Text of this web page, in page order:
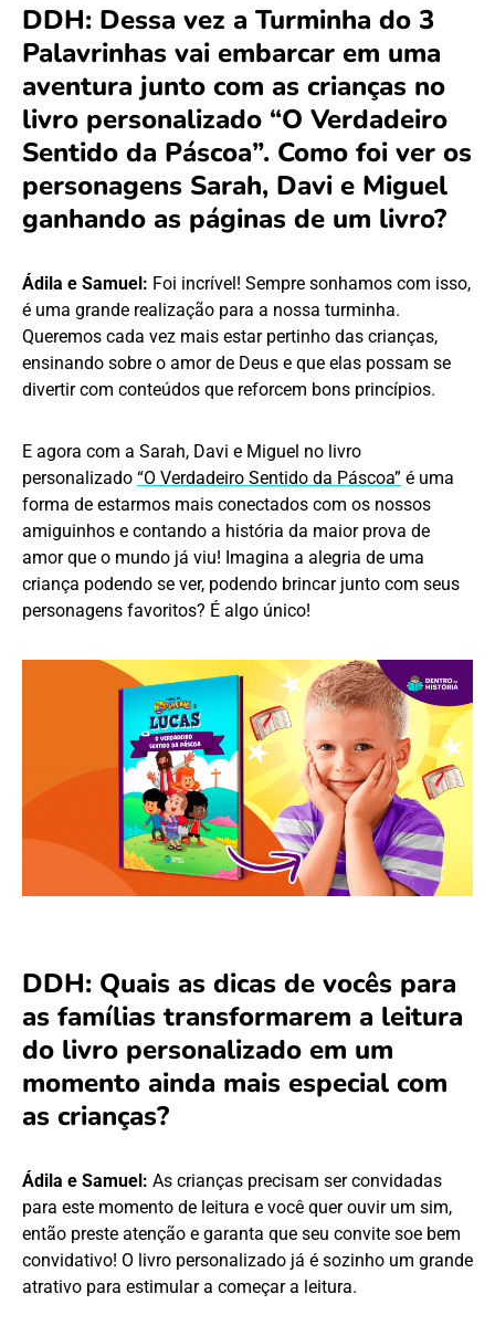
DDH: Dessa vez a Turminha do 3
Palavrinhas vai embarcar em uma
aventura junto com as crianças no
livro personalizado “O Verdadeiro
Sentido da Páscoa”. Como foi ver os
personagens Sarah, Davi e Miguel
ganhando as páginas de um livro?
Ádila e Samuel: Foi incrível! Sempre sonhamos com isso,
é uma grande realização para a nossa turminha.
Queremos cada vez mais estar pertinho das crianças,
ensinando sobre o amor de Deus e que elas possam se
divertir com conteúdos que reforcem bons princípios.
E agora com a Sarah, Davi e Miguel no livro
personalizado “O Verdadeiro Sentido da Páscoa” é uma
forma de estarmos mais conectados com os nossos
amiguinhos e contando a história da maior prova de
amor que o mundo já viu! Imagina a alegria de uma
criança podendo se ver, podendo brincar junto com seus
personagens favoritos? É algo único!
DDH: Quais as dicas de vocês para
as famílias transformarem a leitura
do livro personalizado em um
momento ainda mais especial com
as crianças?
Ádila e Samuel: As crianças precisam ser convidadas
para este momento de leitura e você quer ouvir um sim,
então preste atenção e garanta que seu convite soe bem
convidativo! O livro personalizado já é sozinho um grande
atrativo para estimular a começar a leitura.